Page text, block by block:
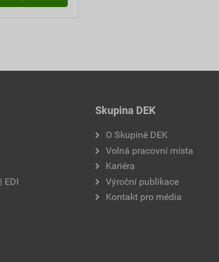
EDI
Skupina DEK
O Skupině DEK
Volná pracovní místa
Kariéra
Výroční publikace
Kontakt pro média